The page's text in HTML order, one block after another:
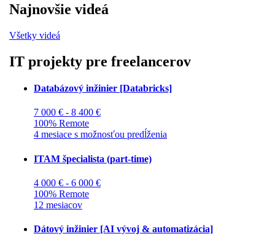
Najnovšie videá
Všetky videá
IT projekty pre freelancerov
Databázový inžinier [Databricks]
7 000 € - 8 400 €
100% Remote
4 mesiace s možnosťou predĺženia
ITAM špecialista (part-time)
4 000 € - 6 000 €
100% Remote
12 mesiacov
Dátový inžinier [AI vývoj & automatizácia]